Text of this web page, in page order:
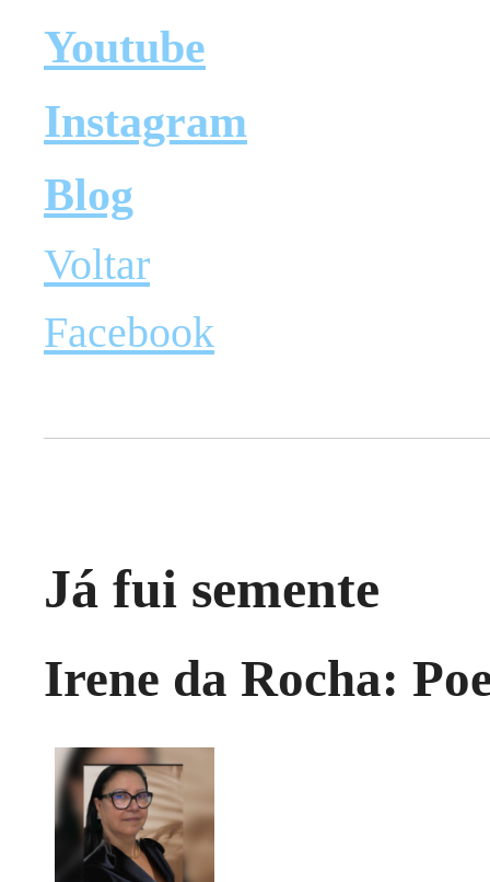
Youtube
Instagram
Blog
Voltar
Facebook
Já fui semente
Irene da Rocha: